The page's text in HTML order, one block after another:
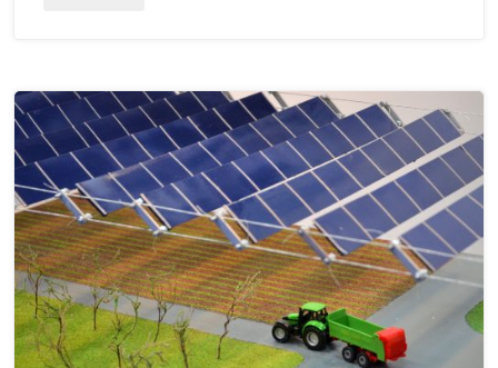
Der
Global
Refill
Day
am
6.
November"